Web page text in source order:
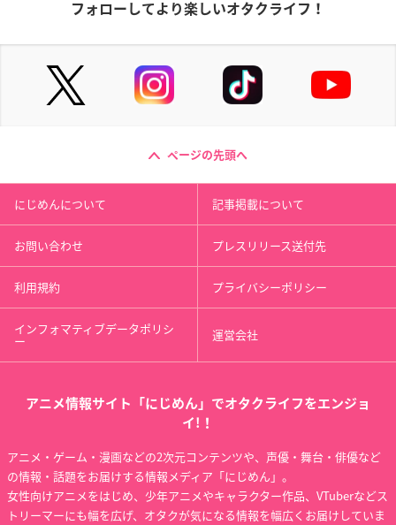
フォローしてより楽しいオタクライフ！
ページの先頭へ
にじめんについて 記事掲載について
お問い合わせ プレスリリース送付先
利用規約 プライバシーポリシー
インフォマティブデータポリシ
ー 運営会社
アニメ情報サイト「にじめん」でオタクライフをエンジョ
イ!！
アニメ・ゲーム・漫画などの2次元コンテンツや、声優・舞台・俳優など
の情報・話題をお届けする情報メディア「にじめん」。
女性向けアニメをはじめ、少年アニメやキャラクター作品、VTuberなどス
トリーマーにも幅を広げ、オタクが気になる情報を幅広くお届けしていま